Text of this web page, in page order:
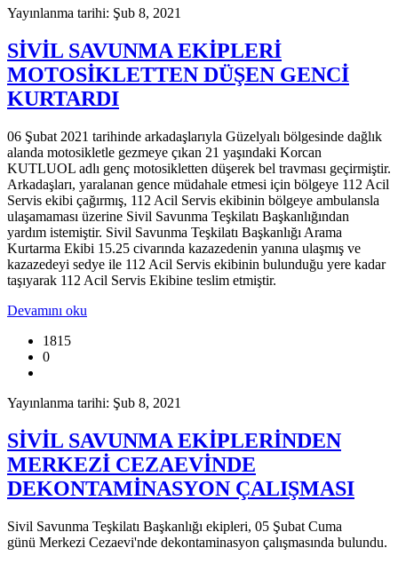
Yayınlanma tarihi: Şub 8, 2021
SİVİL SAVUNMA EKİPLERİ
MOTOSİKLETTEN DÜŞEN GENCİ
KURTARDI
06 Şubat 2021 tarihinde arkadaşlarıyla Güzelyalı bölgesinde dağlık
alanda motosikletle gezmeye çıkan 21 yaşındaki Korcan
KUTLUOL adlı genç motosikletten düşerek bel travması geçirmiştir.
Arkadaşları, yaralanan gence müdahale etmesi için bölgeye 112 Acil
Servis ekibi çağırmış, 112 Acil Servis ekibinin bölgeye ambulansla
ulaşamaması üzerine Sivil Savunma Teşkilatı Başkanlığından
yardım istemiştir. Sivil Savunma Teşkilatı Başkanlığı Arama
Kurtarma Ekibi 15.25 civarında kazazedenin yanına ulaşmış ve
kazazedeyi sedye ile 112 Acil Servis ekibinin bulunduğu yere kadar
taşıyarak 112 Acil Servis Ekibine teslim etmiştir.
Devamını oku
1815
0
Yayınlanma tarihi: Şub 8, 2021
SİVİL SAVUNMA EKİPLERİNDEN
MERKEZİ CEZAEVİNDE
DEKONTAMİNASYON ÇALIŞMASI
Sivil Savunma Teşkilatı Başkanlığı ekipleri, 05 Şubat Cuma
günü Merkezi Cezaevi'nde dekontaminasyon çalışmasında bulundu.